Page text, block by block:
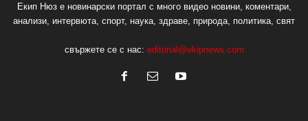
Екип Нюз е новинарски портал с много видео новини, коментари,
анализи, интервюта, спорт, наука, здраве, природа, политика, свят
свържете се с нас: editorial@ekipnews.com